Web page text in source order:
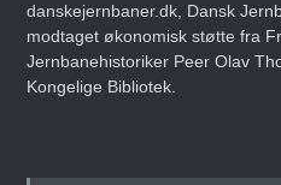
danskejernbaner.dk, Dansk
modtaget økonomisk støtte fra
Jernbanehistoriker Peer Olav
Kongelige Bibliotek.